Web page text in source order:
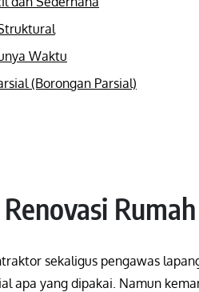
Waktu
(Borongan Parsial)
sekaligus pengawas
apa yang dipakai. Namun